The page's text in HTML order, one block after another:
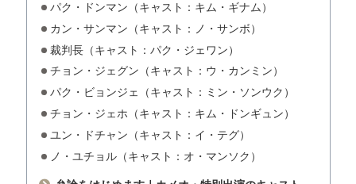
パク・ドンマン（キャスト：キム・ギナム）
カン・サンマン（キャスト：ノ・サンボ）
裁判長（キャスト：パク・ジェワン）
チョン・ジェグン（キャスト：ウ・カンミン）
パク・ビョンジェ（キャスト：ミン・ソンウク）
チョン・ジェホ（キャスト：キム・ドンギュン）
ユン・ドチャン（キャスト：イ・テグ）
ノ・ユチョル（キャスト：オ・マンソク）